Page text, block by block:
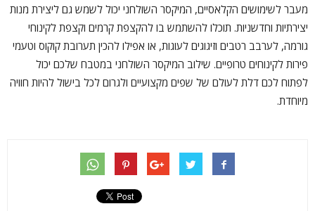
מעבר לשימושים הקלאסיים, המיקסר השולחני יכול לשמש גם ליצירת מנות
יצירתיות וחדשניות. תוכלו להשתמש בו להקצפת קרמים וקצפת לקינוחי
גורמה, לערבב רטבים וזיגוגים לעוגות, או אפילו להכין תערובת קוקוס וטעמי
פירות לקינוחים טרופיים. שילוב המיקסר השולחני במטבח שלכם יכול
לפתוח לכם דלת לעולם של שפים מקצועיים ולגרום לכל בישול להיות חוויה
מיוחדת.